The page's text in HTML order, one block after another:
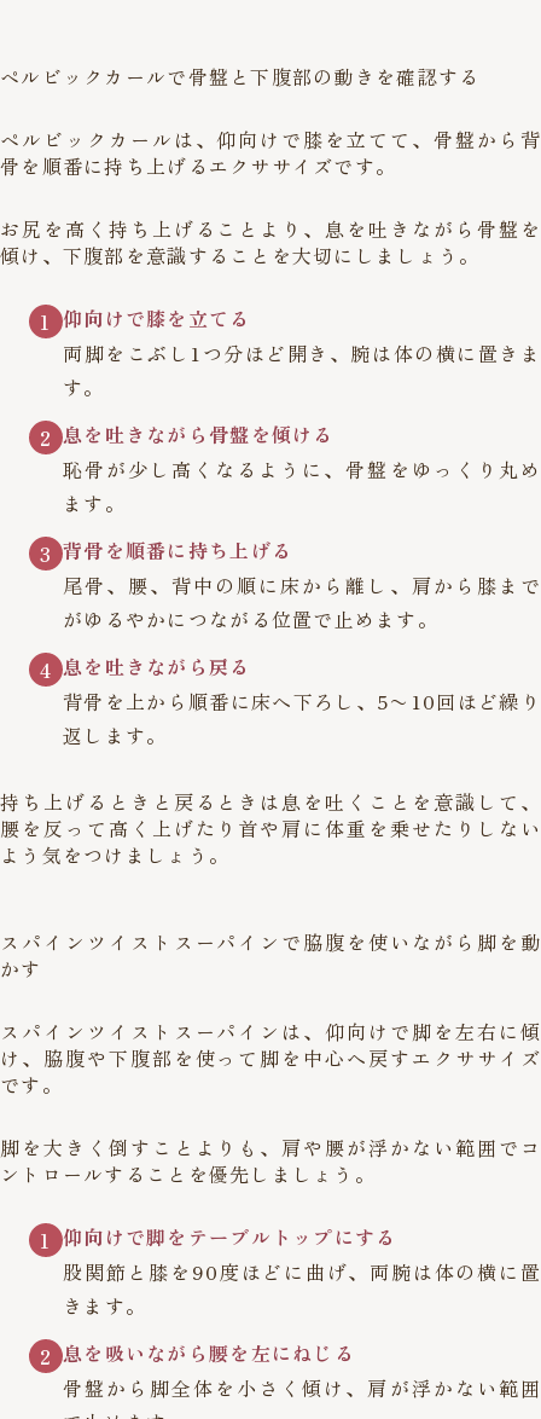
ペルビックカールで骨盤と下腹部の動きを確認する
ペルビックカールは、仰向けで膝を立てて、骨盤から背
骨を順番に持ち上げるエクササイズです。
お尻を高く持ち上げることより、息を吐きながら骨盤を
傾け、下腹部を意識することを大切にしましょう。
1 仰向けで膝を立てる
両脚をこぶし1つ分ほど開き、腕は体の横に置きま
す。
2 息を吐きながら骨盤を傾ける
恥骨が少し高くなるように、骨盤をゆっくり丸め
ます。
3 背骨を順番に持ち上げる
尾骨、腰、背中の順に床から離し、肩から膝まで
がゆるやかにつながる位置で止めます。
4 息を吐きながら戻る
背骨を上から順番に床へ下ろし、5〜10回ほど繰り
返します。
持ち上げるときと戻るときは息を吐くことを意識して、
腰を反って高く上げたり首や肩に体重を乗せたりしない
よう気をつけましょう。
スパインツイストスーパインで脇腹を使いながら脚を動
かす
スパインツイストスーパインは、仰向けで脚を左右に傾
け、脇腹や下腹部を使って脚を中心へ戻すエクササイズ
です。
脚を大きく倒すことよりも、肩や腰が浮かない範囲でコ
ントロールすることを優先しましょう。
1 仰向けで脚をテーブルトップにする
股関節と膝を90度ほどに曲げ、両腕は体の横に置
きます。
2 息を吸いながら腰を左にねじる
骨盤から脚全体を小さく傾け、肩が浮かない範囲